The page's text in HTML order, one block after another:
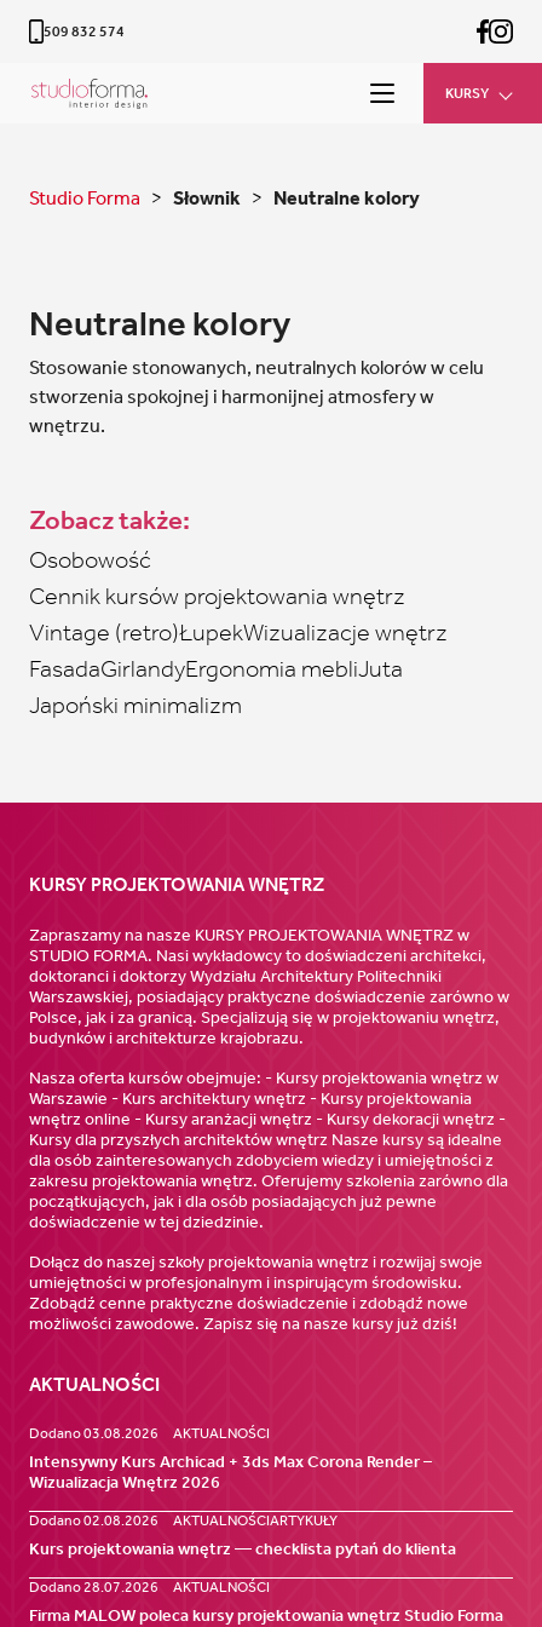
509 832 574
KURSY
Studio Forma > Słownik > Neutralne kolory
Neutralne kolory
Stosowanie stonowanych, neutralnych kolorów w celu
stworzenia spokojnej i harmonijnej atmosfery w
wnętrzu.
Zobacz także:
Osobowość
Cennik kursów projektowania wnętrz
Vintage (retro)ŁupekWizualizacje wnętrz
FasadaGirlandyErgonomia mebliJuta
Japoński minimalizm
KURSY PROJEKTOWANIA WNĘTRZ
Zapraszamy na nasze KURSY PROJEKTOWANIA WNĘTRZ w
STUDIO FORMA. Nasi wykładowcy to doświadczeni architekci,
doktoranci i doktorzy Wydziału Architektury Politechniki
Warszawskiej, posiadający praktyczne doświadczenie zarówno w
Polsce, jak i za granicą. Specjalizują się w projektowaniu wnętrz,
budynków i architekturze krajobrazu.
Nasza oferta kursów obejmuje: - Kursy projektowania wnętrz w
Warszawie - Kurs architektury wnętrz - Kursy projektowania
wnętrz online - Kursy aranżacji wnętrz - Kursy dekoracji wnętrz -
Kursy dla przyszłych architektów wnętrz Nasze kursy są idealne
dla osób zainteresowanych zdobyciem wiedzy i umiejętności z
zakresu projektowania wnętrz. Oferujemy szkolenia zarówno dla
początkujących, jak i dla osób posiadających już pewne
doświadczenie w tej dziedzinie.
Dołącz do naszej szkoły projektowania wnętrz i rozwijaj swoje
umiejętności w profesjonalnym i inspirującym środowisku.
Zdobądź cenne praktyczne doświadczenie i zdobądź nowe
możliwości zawodowe. Zapisz się na nasze kursy już dziś!
AKTUALNOŚCI
Dodano 03.08.2026 AKTUALNOŚCI
Intensywny Kurs Archicad + 3ds Max Corona Render –
Wizualizacja Wnętrz 2026
Dodano 02.08.2026 AKTUALNOŚCIARTYKUŁY
Kurs projektowania wnętrz — checklista pytań do klienta
Dodano 28.07.2026 AKTUALNOŚCI
Firma MALOW poleca kursy projektowania wnętrz Studio Forma